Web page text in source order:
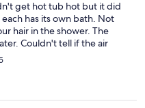
get hot tub hot but it did
has its own bath. Not
hair in the shower. The
Couldn't tell if the air
did. Garage is clean and
also a nice view on three